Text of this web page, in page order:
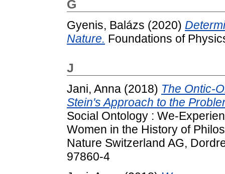
G
Gyenis, Balázs (2020)
Nature. Foundations of
J
Jani, Anna (2018) The Ontic-
Stein's Approach to the
Social Ontology : We-
Women in the History of
Nature Switzerland AG,
97860-4